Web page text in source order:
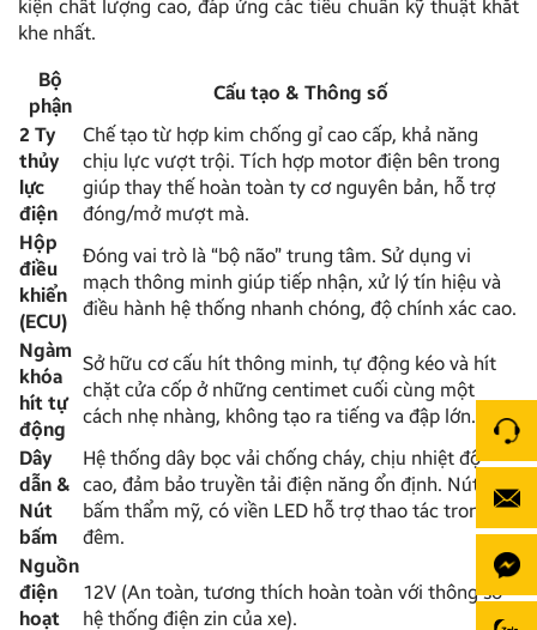
kiện chất lượng cao, đáp ứng các tiêu chuẩn kỹ thuật khắt
khe nhất.
Bộ
phận
Cấu tạo & Thông số
2 Ty
thủy
lực
điện
Chế tạo từ hợp kim chống gỉ cao cấp, khả năng
chịu lực vượt trội. Tích hợp motor điện bên trong
giúp thay thế hoàn toàn ty cơ nguyên bản, hỗ trợ
đóng/mở mượt mà.
Hộp
điều
khiển
(ECU)
Đóng vai trò là “bộ não” trung tâm. Sử dụng vi
mạch thông minh giúp tiếp nhận, xử lý tín hiệu và
điều hành hệ thống nhanh chóng, độ chính xác cao.
Ngàm
khóa
hít tự
động
Sở hữu cơ cấu hít thông minh, tự động kéo và hít
chặt cửa cốp ở những centimet cuối cùng một
cách nhẹ nhàng, không tạo ra tiếng va đập lớn.
Dây
dẫn &
Nút
bấm
Hệ thống dây bọc vải chống cháy, chịu nhiệt độ
cao, đảm bảo truyền tải điện năng ổn định. Nút
bấm thẩm mỹ, có viền LED hỗ trợ thao tác trong
đêm.
Nguồn
điện
hoạt
12V (An toàn, tương thích hoàn toàn với thông số
hệ thống điện zin của xe).